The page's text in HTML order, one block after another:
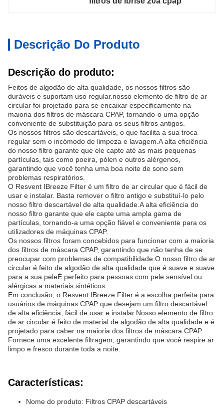
Descrição Do Produto
Descrição do produto:
Feitos de algodão de alta qualidade, os nossos filtros são
duráveis e suportam uso regular.nosso elemento de filtro de ar
circular foi projetado para se encaixar especificamente na
maioria dos filtros de máscara CPAP, tornando-o uma opção
conveniente de substituição para os seus filtros antigos.
Os nossos filtros são descartáveis, o que facilita a sua troca
regular sem o incómodo de limpeza e lavagem.A alta eficiência
do nosso filtro garante que ele capte até as mais pequenas
partículas, tais como poeira, pólen e outros alérgenos,
garantindo que você tenha uma boa noite de sono sem
problemas respiratórios.
O Resvent IBreeze Filter é um filtro de ar circular que é fácil de
usar e instalar. Basta remover o filtro antigo e substituí-lo pelo
nosso filtro descartável de alta qualidade.A alta eficiência do
nosso filtro garante que ele capte uma ampla gama de
partículas, tornando-a uma opção fiável e conveniente para os
utilizadores de máquinas CPAP.
Os nossos filtros foram concebidos para funcionar com a maioria
dos filtros de máscara CPAP, garantindo que não tenha de se
preocupar com problemas de compatibilidade.O nosso filtro de ar
circular é feito de algodão de alta qualidade que é suave e suave
para a sua peleÉ perfeito para pessoas com pele sensível ou
alérgicas a materiais sintéticos.
Em conclusão, o Resvent IBreeze Filter é a escolha perfeita para
usuários de máquinas CPAP que desejam um filtro descartável
de alta eficiência, fácil de usar e instalar.Nosso elemento de filtro
de ar circular é feito de material de algodão de alta qualidade e é
projetado para caber na maioria dos filtros de máscara CPAP.
Fornece uma excelente filtragem, garantindo que você respire ar
limpo e fresco durante toda a noite.
Características:
Nome do produto: Filtros CPAP descartáveis